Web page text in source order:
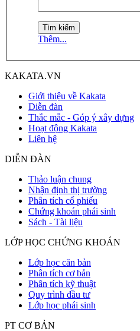
Thêm...
KAKATA.VN
Giới thiệu về Kakata
Diễn đàn
Thắc mắc - Góp ý xây dựng
Hoạt động Kakata
Liên hệ
DIỄN ĐÀN
Thảo luận chung
Nhận định thị trường
Phân tích cổ phiếu
Chứng khoán phái sinh
Sách - Tài liệu
LỚP HỌC CHỨNG KHOÁN
Lớp học căn bản
Phân tích cơ bản
Phân tích kỹ thuật
Quy trình đầu tư
Lớp học phái sinh
PT CƠ BẢN